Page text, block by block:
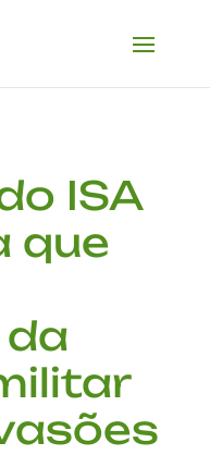
ISA
que